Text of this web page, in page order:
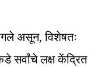
असून, विशेषतः
सर्वांचे लक्ष केंद्रित